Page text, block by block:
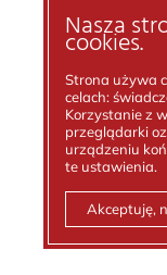
Nasza
cookies.
Strona używa
celach:
Korzystanie z
przeglądarki
urządzeniu
te ustawienia.
Akceptuję,